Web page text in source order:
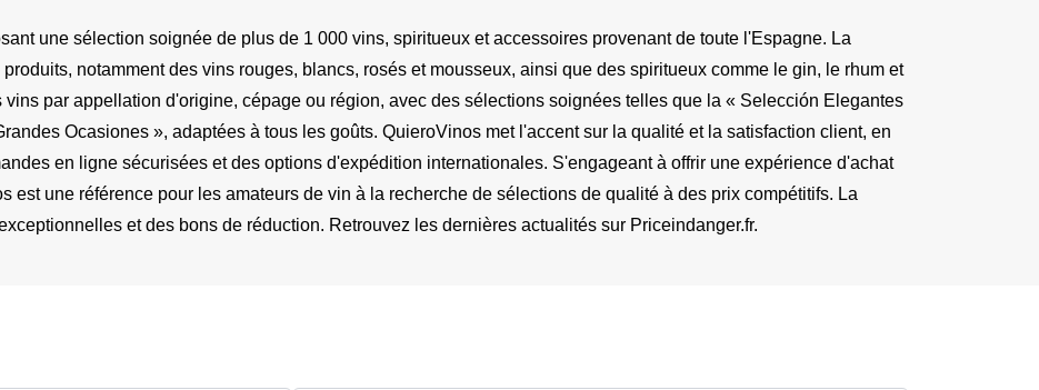
une sélection soignée de plus de 1 000 vins, spiritueux et accessoires provenant de toute l'Espagne. La
notamment des vins rouges, blancs, rosés et mousseux, ainsi que des spiritueux comme le gin, le rhum et
vins par appellation d'origine, cépage ou région, avec des sélections soignées telles que la « Selección Elegantes
Ocasiones », adaptées à tous les goûts. QuieroVinos met l'accent sur la qualité et la satisfaction client, en
en ligne sécurisées et des options d'expédition internationales. S'engageant à offrir une expérience d'achat
est une référence pour les amateurs de vin à la recherche de sélections de qualité à des prix compétitifs. La
et des bons de réduction. Retrouvez les dernières actualités sur Priceindanger.fr.